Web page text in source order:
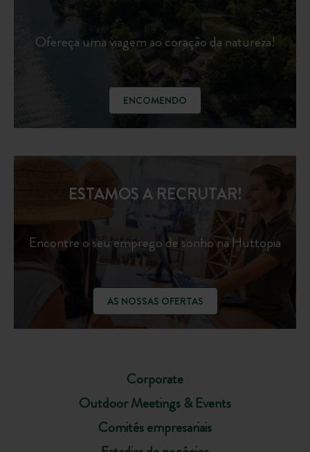
Ofereça uma viagem ao coração da natureza!
ENCOMENDO
Corporate
Outdoor Meetings & Events
Comités empresariais
ESTAMOS A RECRUTAR!
Encontre o seu emprego de sonho na Huttopia
AS NOSSAS OFERTAS